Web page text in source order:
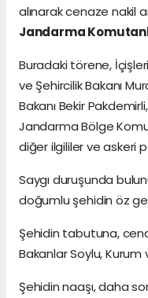
alınarak cenaze nakil
Jandarma
Buradaki törene,
ve Şehircilik Bakanı
Bakanı Bekir
Jandarma Bölge
diğer ilgililer ve askeri
Saygı duruşunda
doğumlu şehidin öz
Şehidin tabutuna,
Bakanlar Soylu,
Şehidin naaşı, daha